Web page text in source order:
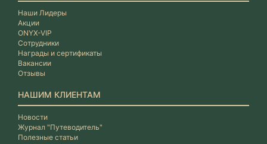
Наши Лидеры
Акции
ONYX-VIP
Сотрудники
Награды и сертификаты
Вакансии
Отзывы
НАШИМ КЛИЕНТАМ
Новости
Журнал "Путеводитель"
Полезные статьи